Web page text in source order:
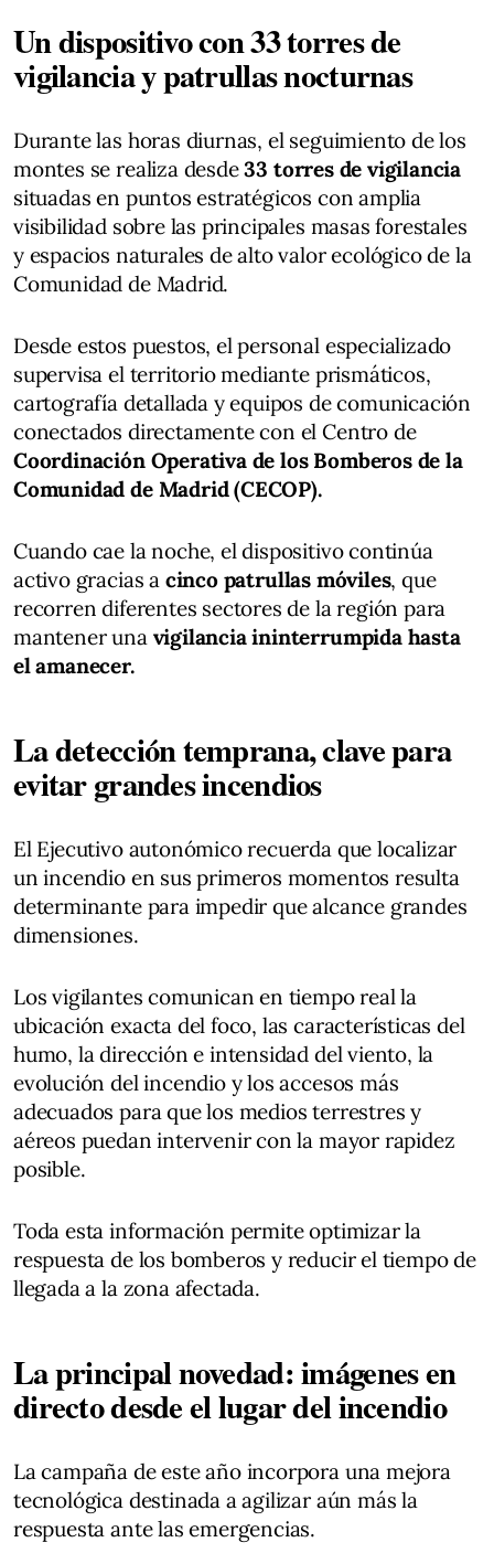
Un dispositivo con 33 torres de
vigilancia y patrullas nocturnas
Durante las horas diurnas, el seguimiento de los
montes se realiza desde33 torres de vigilancia
situadas en puntos estratégicos con amplia
visibilidad sobre las principales masas forestales
y espacios naturales de alto valor ecológico de la
Comunidad de Madrid.
Desde estos puestos, el personal especializado
supervisa el territorio mediante prismáticos,
cartografía detallada y equipos de comunicación
conectados directamente con el Centro de
Coordinación Operativa de los Bomberos de la
Comunidad de Madrid (CECOP).
Cuando cae la noche, el dispositivo continúa
activo gracias a cinco patrullas móviles, que
recorren diferentes sectores de la región para
mantener una vigilancia ininterrumpida hasta
el amanecer.
La detección temprana, clave para
evitar grandes incendios
El Ejecutivo autonómico recuerda que localizar
un incendio en sus primeros momentos resulta
determinante para impedir que alcance grandes
dimensiones.
Los vigilantes comunican en tiempo real la
ubicación exacta del foco, las características del
humo, la dirección e intensidad del viento, la
evolución del incendio y los accesos más
adecuados para que los medios terrestres y
aéreos puedan intervenir con la mayor rapidez
posible.
Toda esta información permite optimizar la
respuesta de los bomberos y reducir el tiempo de
llegada a la zona afectada.
La principal novedad: imágenes en
directo desde el lugar del incendio
La campaña de este año incorpora una mejora
tecnológica destinada a agilizar aún más la
respuesta ante las emergencias.